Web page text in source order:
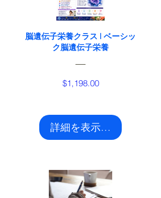
脳遺伝子栄養クラス l ベーシッ
ク脳遺伝子栄養
$1,198.00価
詳細を表示する